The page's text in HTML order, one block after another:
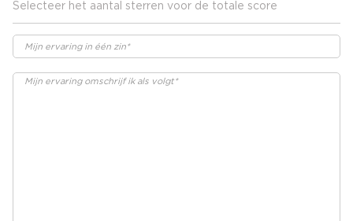
Selecteer het aantal sterren voor de totale score